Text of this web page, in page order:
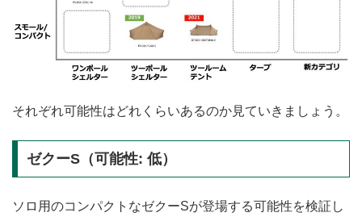
それぞれ可能性はどれくらいあるのか見ていきましょう。
ゼクーS（可能性: 低）
ソロ用のコンパクトなゼクーSが登場する可能性を検証し